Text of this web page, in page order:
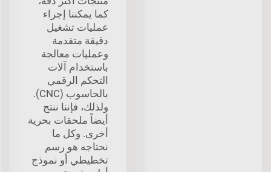
كما يمكننا إجراء
عمليات تشغيل
دقيقة متقدمة
وعمليات معالجة
باستخدام آلات
التحكم الرقمي
بالحاسوب (CNC).
ولذلك، فإننا ننتج
أيضاً ملحقات بحرية
أخرى. وكل ما
نحتاجه هو رسم
تخطيطي أو نموذج